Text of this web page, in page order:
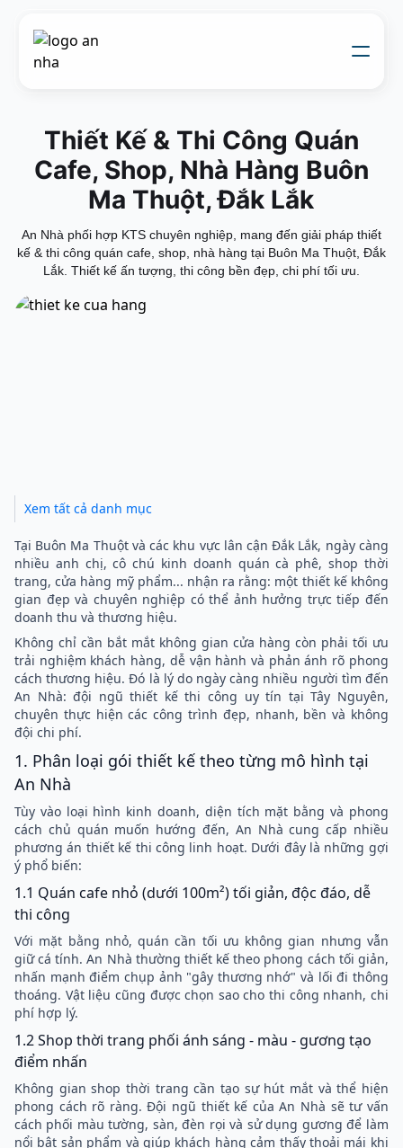
Đối tác thiết kế
Nhật kí thi công
Thiết Kế & Thi Công Quán
Cafe, Shop, Nhà Hàng Buôn
Ma Thuột, Đắk Lắk
An Nhà phối hợp KTS chuyên nghiệp, mang đến giải pháp thiết
kế & thi công quán cafe, shop, nhà hàng tại Buôn Ma Thuột, Đắk
Lắk. Thiết kế ấn tượng, thi công bền đẹp, chi phí tối ưu.
Xem tất cả danh mục
Tại Buôn Ma Thuột và các khu vực lân cận Đắk Lắk, ngày càng
nhiều anh chị, cô chú kinh doanh quán cà phê, shop thời
trang, cửa hàng mỹ phẩm... nhận ra rằng: một thiết kế không
gian đẹp và chuyên nghiệp có thể ảnh hưởng trực tiếp đến
doanh thu và thương hiệu.
Không chỉ cần bắt mắt không gian cửa hàng còn phải tối ưu
trải nghiệm khách hàng, dễ vận hành và phản ánh rõ phong
cách thương hiệu. Đó là lý do ngày càng nhiều người tìm đến
An Nhà: đội ngũ thiết kế thi công uy tín tại Tây Nguyên,
chuyên thực hiện các công trình đẹp, nhanh, bền và không
đội chi phí.
1. Phân loại gói thiết kế theo từng mô hình tại
An Nhà
Tùy vào loại hình kinh doanh, diện tích mặt bằng và phong
cách chủ quán muốn hướng đến, An Nhà cung cấp nhiều
phương án thiết kế thi công linh hoạt. Dưới đây là những gợi
ý phổ biến:
1.1 Quán cafe nhỏ (dưới 100m²) tối giản, độc đáo, dễ
thi công
Với mặt bằng nhỏ, quán cần tối ưu không gian nhưng vẫn
giữ cá tính. An Nhà thường thiết kế theo phong cách tối giản,
nhấn mạnh điểm chụp ảnh "gây thương nhớ" và lối đi thông
thoáng. Vật liệu cũng được chọn sao cho thi công nhanh, chi
phí hợp lý.
1.2 Shop thời trang phối ánh sáng - màu - gương tạo
điểm nhấn
Không gian shop thời trang cần tạo sự hút mắt và thể hiện
phong cách rõ ràng. Đội ngũ thiết kế của An Nhà sẽ tư vấn
cách phối màu tường, sàn, đèn rọi và sử dụng gương để làm
nổi bật sản phẩm và giúp khách hàng cảm thấy thoải mái khi